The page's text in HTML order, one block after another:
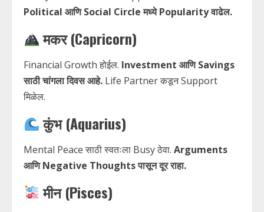
Political आणि Social Circle मध्ये Popularity वाढेल.
मकर (Capricorn)
Financial Growth होईल. Investment आणि Savings
साठी चांगला दिवस आहे. Life Partner कडून Support
मिळेल.
कुंभ (Aquarius)
Mental Peace साठी स्वतःला Busy ठेवा. Arguments
आणि Negative Thoughts पासून दूर राहा.
मीन (Pisces)